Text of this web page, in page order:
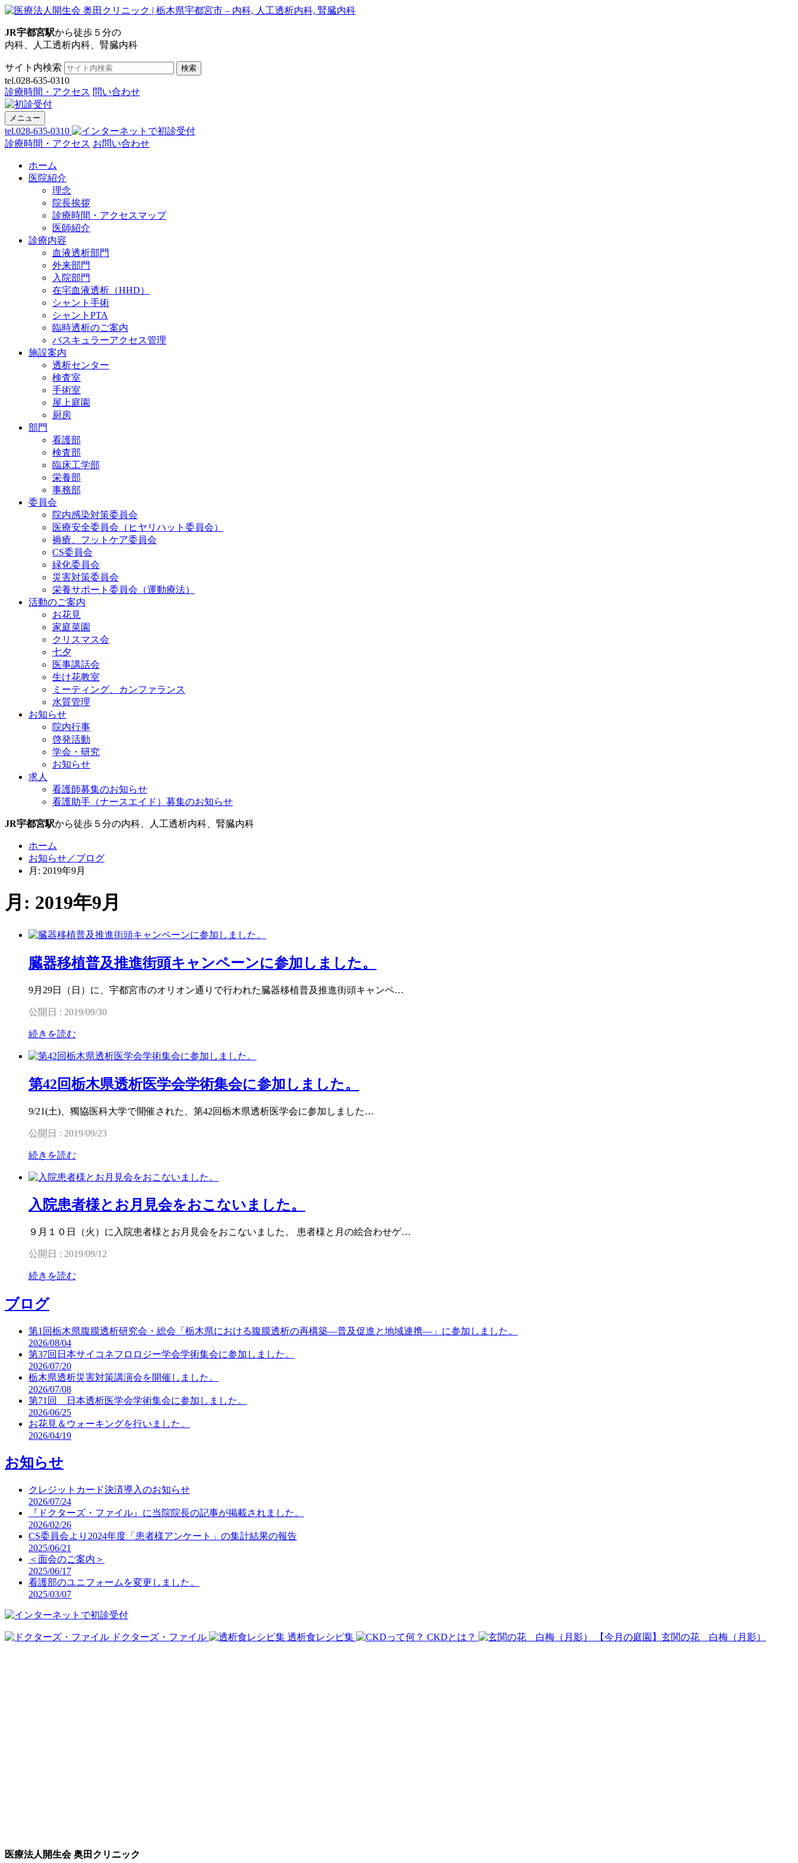
JR宇都宮駅から徒歩５分の
内科、人工透析内科、腎臓内科
サイト内検索 検索
tel.028-635-0310
診療時間・アクセス 問い合わせ
メニュー
tel.028-635-0310
診療時間・アクセス お問い合わせ
ホーム
医院紹介
理念
院長挨拶
診療時間・アクセスマップ
医師紹介
診療内容
血液透析部門
外来部門
入院部門
在宅血液透析（HHD）
シャント手術
シャントPTA
臨時透析のご案内
バスキュラーアクセス管理
施設案内
透析センター
検査室
手術室
屋上庭園
厨房
部門
看護部
検査部
臨床工学部
栄養部
事務部
委員会
院内感染対策委員会
医療安全委員会（ヒヤリハット委員会）
褥瘡、フットケア委員会
CS委員会
緑化委員会
災害対策委員会
栄養サポート委員会（運動療法）
活動のご案内
お花見
家庭菜園
クリスマス会
七夕
医事講話会
生け花教室
ミーティング、カンファランス
水質管理
お知らせ
院内行事
啓発活動
学会・研究
お知らせ
求人
看護師募集のお知らせ
看護助手（ナースエイド）募集のお知らせ
JR宇都宮駅から徒歩５分の内科、人工透析内科、腎臓内科
ホーム
お知らせ／ブログ
月: 2019年9月
月: 2019年9月
臓器移植普及推進街頭キャンペーンに参加しました。
9月29日（日）に、宇都宮市のオリオン通りで行われた臓器移植普及推進街頭キャンペ…
公開日 : 2019/09/30
続きを読む
第42回栃木県透析医学会学術集会に参加しました。
9/21(土)、獨協医科大学で開催された、第42回栃木県透析医学会に参加しました…
公開日 : 2019/09/23
続きを読む
入院患者様とお月見会をおこないました。
９月１０日（火）に入院患者様とお月見会をおこないました。 患者様と月の絵合わせゲ…
公開日 : 2019/09/12
続きを読む
ブログ
第1回栃木県腹膜透析研究会・総会「栃木県における腹膜透析の再構築―普及促進と地域連携―」に参加しました。
2026/08/04
第37回日本サイコネフロロジー学会学術集会に参加しました。
2026/07/20
栃木県透析災害対策講演会を開催しました。
2026/07/08
第71回 日本透析医学会学術集会に参加しました。
2026/06/25
お花見＆ウォーキングを行いました。
2026/04/19
お知らせ
クレジットカード決済導入のお知らせ
2026/07/24
『ドクターズ・ファイル』に当院院長の記事が掲載されました。
2026/02/26
CS委員会より2024年度「患者様アンケート」の集計結果の報告
2025/06/21
＜面会のご案内＞
2025/06/17
看護部のユニフォームを変更しました。
2025/03/07
ドクターズ・ファイル 透析食レシピ集 CKDとは？ 【今月の庭園】玄関の花 白梅（月影）
医療法人開生会 奥田クリニック